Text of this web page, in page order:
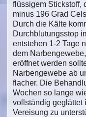
flüssigem Stickstoff,
minus 196 Grad
Durch die Kälte
Durchblutungsstop
entstehen 1-2 Tage
dem
eröffnet werden
Narbengewebe ab
flacher. Die
Wochen so lange
vollständig geglättet
Vereisung zu